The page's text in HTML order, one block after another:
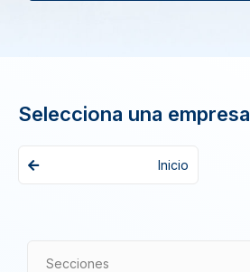
Selecciona una empresa
Inicio
Secciones